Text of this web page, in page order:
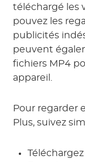
téléchargé les
pouvez les
publicités
peuvent
fichiers MP4
appareil.
Pour regarder
Plus, suivez